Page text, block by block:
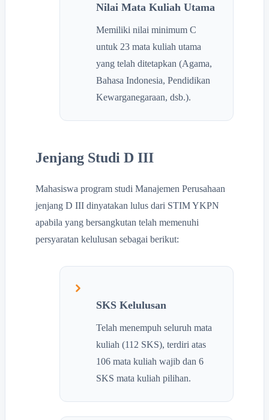
Nilai Mata Kuliah Utama
Memiliki nilai minimum C
untuk 23 mata kuliah utama
yang telah ditetapkan (Agama,
Bahasa Indonesia, Pendidikan
Kewarganegaraan, dsb.).
Jenjang Studi D III
Mahasiswa program studi Manajemen Perusahaan
jenjang D III dinyatakan lulus dari STIM YKPN
apabila yang bersangkutan telah memenuhi
persyaratan kelulusan sebagai berikut:
SKS Kelulusan
Telah menempuh seluruh mata
kuliah (112 SKS), terdiri atas
106 mata kuliah wajib dan 6
SKS mata kuliah pilihan.